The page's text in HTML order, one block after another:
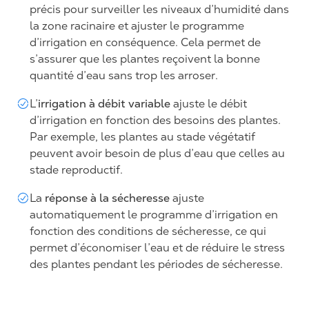
précis pour surveiller les niveaux d’humidité dans
la zone racinaire et ajuster le programme
d’irrigation en conséquence. Cela permet de
s’assurer que les plantes reçoivent la bonne
quantité d’eau sans trop les arroser.
L’irrigation à débit variable ajuste le débit
d’irrigation en fonction des besoins des plantes.
Par exemple, les plantes au stade végétatif
peuvent avoir besoin de plus d’eau que celles au
stade reproductif.
La réponse à la sécheresseajuste
automatiquement le programme d’irrigation en
fonction des conditions de sécheresse, ce qui
permet d’économiser l’eau et de réduire le stress
des plantes pendant les périodes de sécheresse.